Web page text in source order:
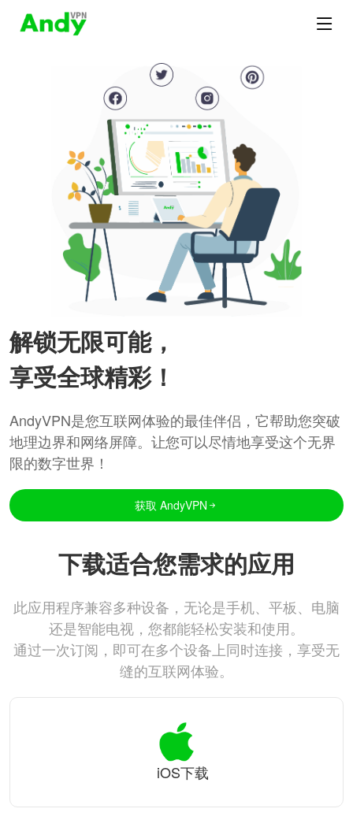
解锁无限可能，
享受全球精彩！
AndyVPN是您互联网体验的最佳伴侣，它帮助您突破
地理边界和网络屏障。让您可以尽情地享受这个无界
限的数字世界！
获取 AndyVPN
下载适合您需求的应用
此应用程序兼容多种设备，无论是手机、平板、电脑
还是智能电视，您都能轻松安装和使用。
通过一次订阅，即可在多个设备上同时连接，享受无
缝的互联网体验。
iOS下载